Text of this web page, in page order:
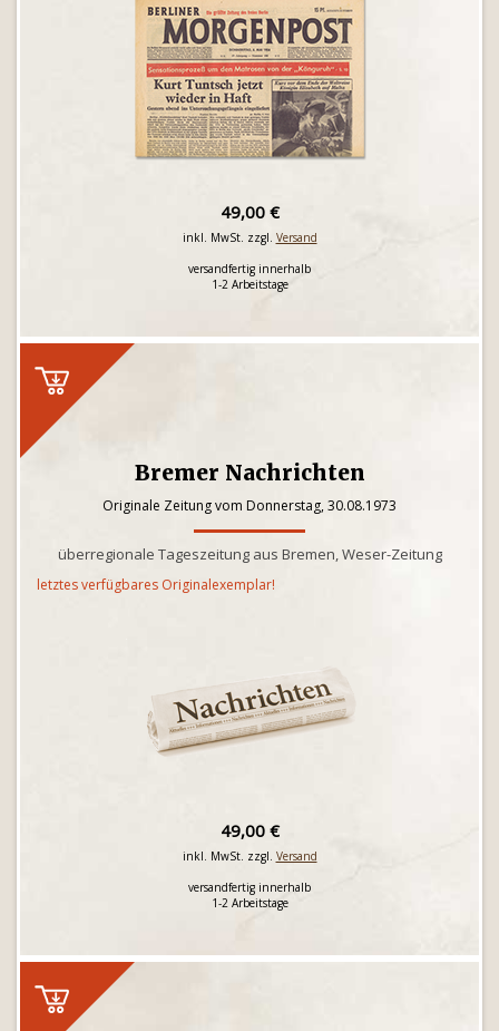
49,00 €
inkl. MwSt. zzgl. Versand
versandfertig innerhalb
1-2 Arbeitstage
Bremer Nachrichten
Originale Zeitung vom Donnerstag, 30.08.1973
überregionale Tageszeitung aus Bremen, Weser-Zeitung
letztes verfügbares Originalexemplar!
49,00 €
inkl. MwSt. zzgl. Versand
versandfertig innerhalb
1-2 Arbeitstage